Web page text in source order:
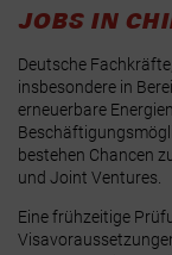
JOBS IN
Deutsche
insbesondere in
erneuerbare
bestehen Chancen
und Joint Ventures.
Eine frühzeitige